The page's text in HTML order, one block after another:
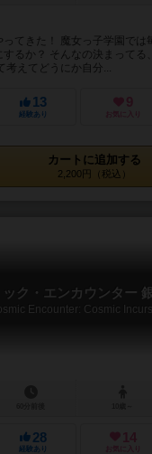
てきた！ 魔女っ子学園では
するか？ そんなの決まってる
考えてどうにか自分...
13
経験あり
9
お気に入り
カートに追加する
2,200円（税込）
ック・エンカウンター
Encounter: Cosmic
28
経験あり
14
お気に入り